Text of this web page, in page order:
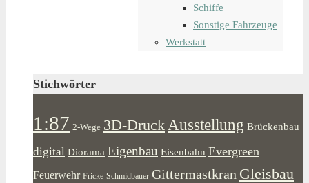
Schiffe
Sonstige Fahrzeuge
Werkstatt
Stichwörter
1:87 2-Wege 3D-DruckAusstellung Brückenbau
digital Diorama Eigenbau Eisenbahn Evergreen
Feuerwehr Fricke-Schmidbauer Gittermastkran Gleisbau